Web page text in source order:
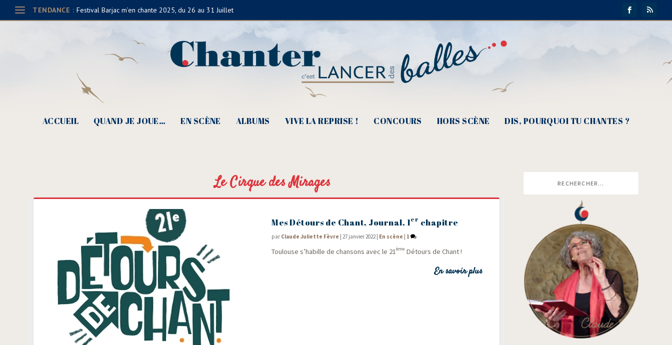
TENDANCE : Festival Barjac m’en chante 2025, du 26 au 31 Juillet
ACCUEIL QUAND JE JOUE… EN SCÈNE ALBUMS VIVE LA REPRISE ! CONCOURS HORS SCÈNE DIS, POURQUOI TU CHANTES ?
Le Cirque des Mirages
Mes Détours de Chant, Journal, 1er chapitre
par Claude Juliette Fèvre |27 janvier 2022| En scène 1
Tou­louse s’ha­bille de chan­sons avec le 21ème Détours de Chant !
En savoir plus